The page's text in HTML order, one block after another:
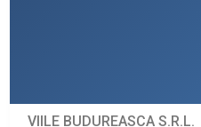
VIILE BUDUREASCA S.R.L.